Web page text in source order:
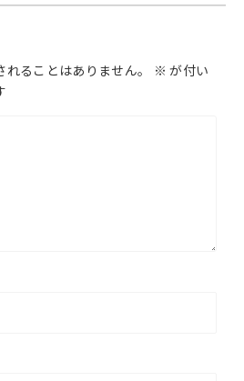
ることはありません。 ※ が付い